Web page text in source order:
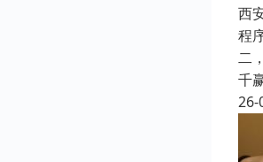
西
程
二
千
26-